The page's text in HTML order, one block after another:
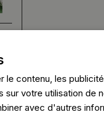
le contenu, les
votre utilisation de
avec d'autres